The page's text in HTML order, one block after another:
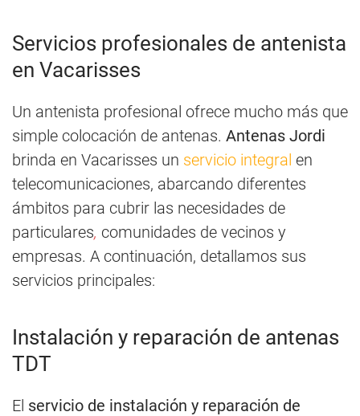
Servicios profesionales de antenista
en Vacarisses
Un antenista profesional ofrece mucho más que
simple colocación de antenas. Antenas Jordi
brinda en Vacarisses un servicio integral en
telecomunicaciones, abarcando diferentes
ámbitos para cubrir las necesidades de
particulares, comunidades de vecinos y
empresas. A continuación, detallamos sus
servicios principales:
Instalación y reparación de antenas
TDT
El servicio de instalación y reparación de